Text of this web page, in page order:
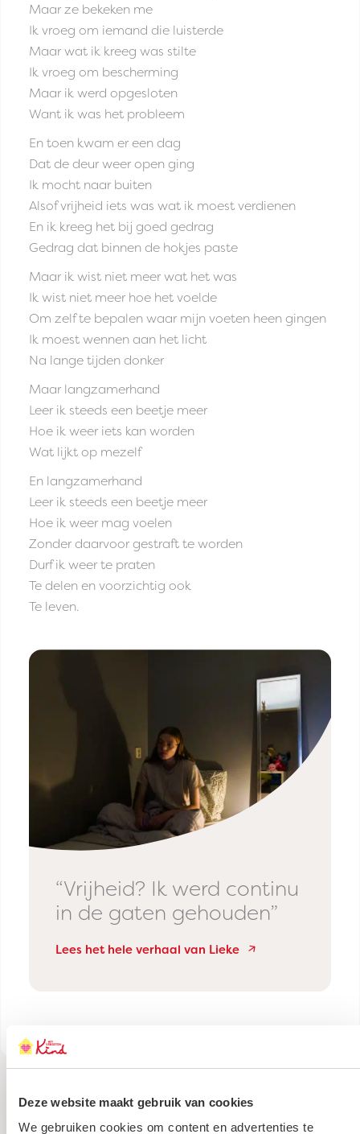
Deze website maakt gebruik van cookies
We gebruiken cookies om content en advertenties te
Maar ze bekeken me
Ik vroeg om iemand die luisterde
Maar wat ik kreeg was stilte
Ik vroeg om bescherming
Maar ik werd opgesloten
Want ik was het probleem
En toen kwam er een dag
Dat de deur weer open ging
Ik mocht naar buiten
Alsof vrijheid iets was wat ik moest verdienen
En ik kreeg het bij goed gedrag
Gedrag dat binnen de hokjes paste
Maar ik wist niet meer wat het was
Ik wist niet meer hoe het voelde
Om zelf te bepalen waar mijn voeten heen gingen
Ik moest wennen aan het licht
Na lange tijden donker
Maar langzamerhand
Leer ik steeds een beetje meer
Hoe ik weer iets kan worden
Wat lijkt op mezelf
En langzamerhand
Leer ik steeds een beetje meer
Hoe ik weer mag voelen
Zonder daarvoor gestraft te worden
Durf ik weer te praten
Te delen en voorzichtig ook
Te leven.
“Vrijheid? Ik werd continu
in de gaten gehouden”
Lees het hele verhaal van Lieke
Meer verhalen